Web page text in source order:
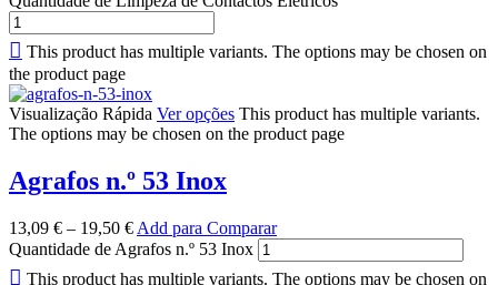
This product has multiple variants. The options may be chosen on
the product page
Visualização Rápida Ver opções This product has multiple variants.
The options may be chosen on the product page
Agrafos n.º 53 Inox
13,09 € – 19,50 € Add para Comparar
Quantidade de Agrafos n.º 53 Inox
This product has multiple variants. The options may be chosen on